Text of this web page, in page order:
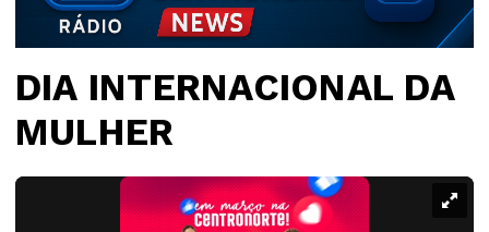
DIA INTERNACIONAL DA
MULHER